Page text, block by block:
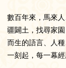
數百年來，馬來
疆闢土，找尋家
而生的語言、人
一刻起，每一幕